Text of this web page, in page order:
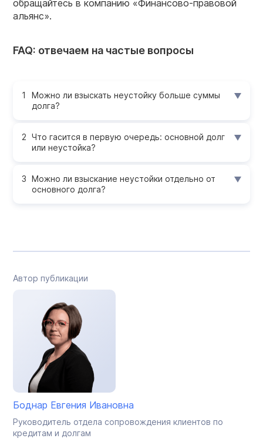
обращайтесь в компанию «Финансово-правовой
альянс».
FAQ: отвечаем на частые вопросы
Можно ли взыскать неустойку больше суммы
долга?
Что гасится в первую очередь: основной долг
или неустойка?
Можно ли взыскание неустойки отдельно от
основного долга?
Автор публикации
Боднар Евгения Ивановна
Руководитель отдела сопровождения клиентов по
кредитам и долгам